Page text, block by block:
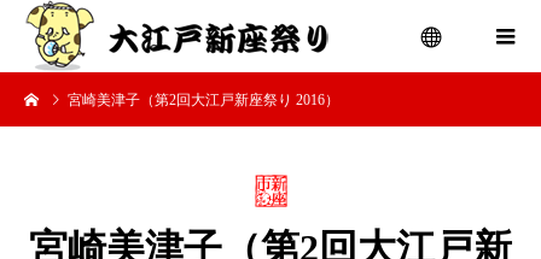
宮崎美津子（第2回大江戸新座祭り 2016）
宮崎美津子（第2回大江戸新